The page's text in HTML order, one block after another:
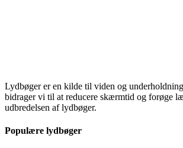
Lydbøger er en kilde til viden og
bidrager vi til at reducere skærmtid og forøge
udbredelsen af lydbøger.
Populære lydbøger